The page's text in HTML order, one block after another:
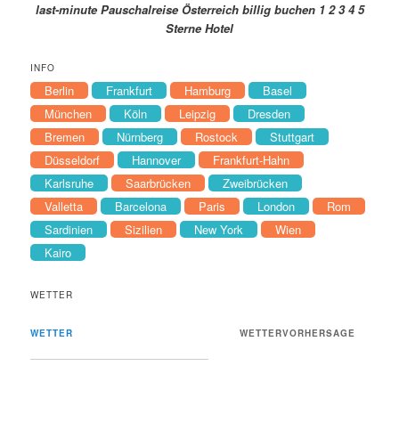
last-minute Pauschalreise Österreich billig buchen 1 2 3 4 5
Sterne Hotel
INFO
Berlin Frankfurt Hamburg
Basel
München
Köln Leipzig
Dresden
Bremen
Nürnberg Rostock
Stuttgart
Düsseldorf
Hannover
Frankfurt-Hahn
Karlsruhe
Saarbrücken
Zweibrücken
Valletta
Barcelona Paris London
Rom
Sardinien
Sizilien New York
Wien
Kairo
WETTER
WETTER WETTERVORHERSAGE